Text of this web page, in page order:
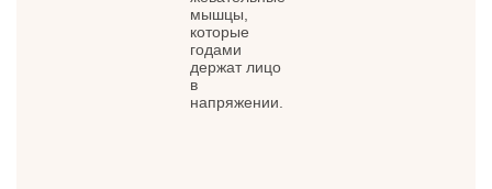
мышцы,
которые
годами
держат лицо
в
напряжении.